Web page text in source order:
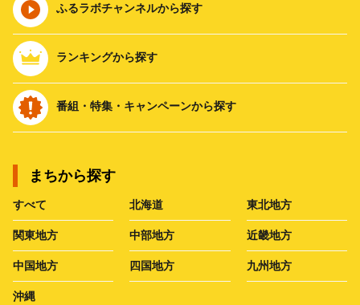
ふるラボチャンネルから探す
ランキングから探す
番組・特集・キャンペーンから探す
まちから探す
すべて 北海道 東北地方
関東地方 中部地方 近畿地方
中国地方 四国地方 九州地方
沖縄